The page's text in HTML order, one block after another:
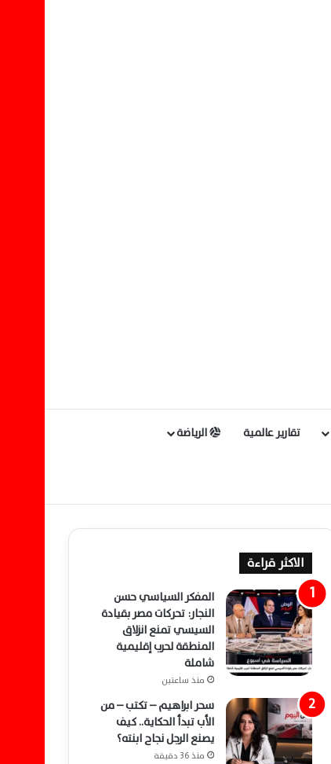
تقارير عالمية الرياضة
الاكثر قراءة
المفكر السياسي حسن
النجار: تحركات مصر بقيادة
السيسي تمنع انزلاق
المنطقة لحرب إقليمية
شاملة
منذ ساعتين
سحر ابراهيم – تكتب – من
الأب تبدأ الحكاية.. كيف
يصنع الرجل نجاح ابنته؟
منذ 36 دقيقة